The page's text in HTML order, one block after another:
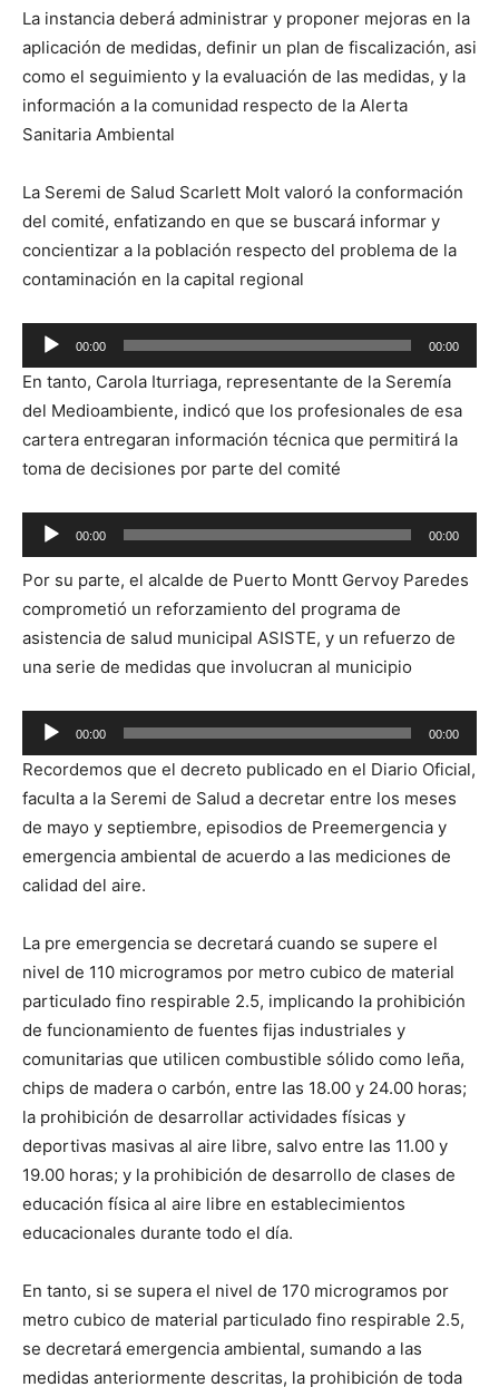
La instancia deberá administrar y proponer mejoras en la
aplicación de medidas, definir un plan de fiscalización, asi
como el seguimiento y la evaluación de las medidas, y la
información a la comunidad respecto de la Alerta
Sanitaria Ambiental
La Seremi de Salud Scarlett Molt valoró la conformación
del comité, enfatizando en que se buscará informar y
concientizar a la población respecto del problema de la
contaminación en la capital regional
Reproductor
de
audio
00:00 00:00
En tanto, Carola Iturriaga, representante de la Seremía
del Medioambiente, indicó que los profesionales de esa
cartera entregaran información técnica que permitirá la
toma de decisiones por parte del comité
Reproductor
de
audio
00:00 00:00
Por su parte, el alcalde de Puerto Montt Gervoy Paredes
comprometió un reforzamiento del programa de
asistencia de salud municipal ASISTE, y un refuerzo de
una serie de medidas que involucran al municipio
Reproductor
de
audio
00:00 00:00
Recordemos que el decreto publicado en el Diario Oficial,
faculta a la Seremi de Salud a decretar entre los meses
de mayo y septiembre, episodios de Preemergencia y
emergencia ambiental de acuerdo a las mediciones de
calidad del aire.
La pre emergencia se decretará cuando se supere el
nivel de 110 microgramos por metro cubico de material
particulado fino respirable 2.5, implicando la prohibición
de funcionamiento de fuentes fijas industriales y
comunitarias que utilicen combustible sólido como leña,
chips de madera o carbón, entre las 18.00 y 24.00 horas;
la prohibición de desarrollar actividades físicas y
deportivas masivas al aire libre, salvo entre las 11.00 y
19.00 horas; y la prohibición de desarrollo de clases de
educación física al aire libre en establecimientos
educacionales durante todo el día.
En tanto, si se supera el nivel de 170 microgramos por
metro cubico de material particulado fino respirable 2.5,
se decretará emergencia ambiental, sumando a las
medidas anteriormente descritas, la prohibición de toda